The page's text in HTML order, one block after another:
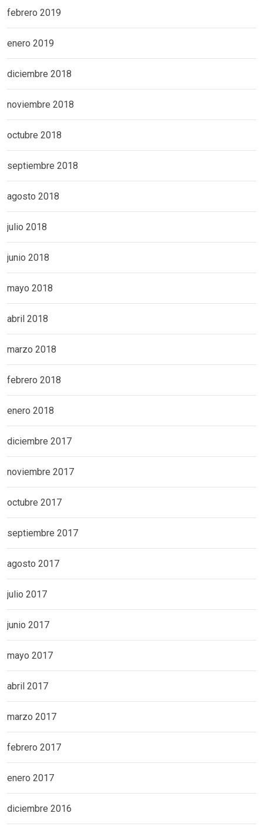
febrero 2019
enero 2019
diciembre 2018
noviembre 2018
octubre 2018
septiembre 2018
agosto 2018
julio 2018
junio 2018
mayo 2018
abril 2018
marzo 2018
febrero 2018
enero 2018
diciembre 2017
noviembre 2017
octubre 2017
septiembre 2017
agosto 2017
julio 2017
junio 2017
mayo 2017
abril 2017
marzo 2017
febrero 2017
enero 2017
diciembre 2016